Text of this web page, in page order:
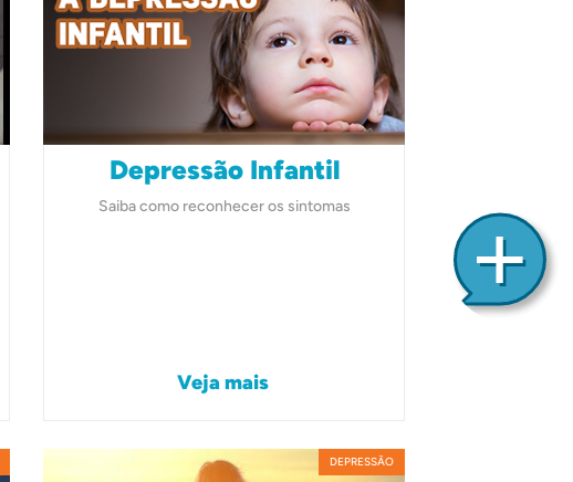
Depressão Infantil
Saiba como reconhecer os sintomas
Veja mais
DEPRESSÃO